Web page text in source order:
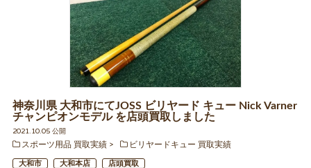
神奈川県 大和市にてJOSS ビリヤード キュー Nick Varner
チャンピオンモデル を店頭買取しました
2021.10.05 公開
スポーツ用品 買取実績
ビリヤードキュー 買取実績
大和市 大和本店 店頭買取